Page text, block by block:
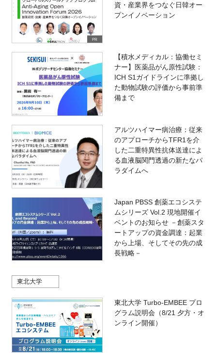
PR
資・産業界をつなぐ日韓オー
プンイノベーション
【積水メディカル：協働セミ
ナー】医薬品がん原性試験：
ICH S1ガイドラインに準拠し
た動物試験の評価から事前準
備まで
アルツハイマー病治療：従来
のアプローチからTFR1を介
した二重特異性抗体送達によ
る血液脳関門透過の新たなパ
ラダイムへ
Japan PBSS 創薬エコシステ
ムシリーズ Vol.2 現地開催イ
ベントのお知らせ －創薬スタ
ートアップの資金調達：起業
から上場、そしてその先の成
長戦略－
東北大学
東北大学 Turbo-EMBEE プロ
グラム説明会（8/21 夕方・オ
ンライン開催）